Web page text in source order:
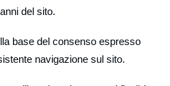
del sito.
base del consenso espresso
navigazione sul sito.